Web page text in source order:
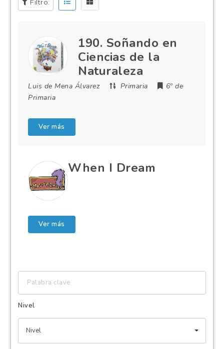
Filtro:
190. Soñando en
Ciencias de la
Naturaleza
Luis de Mena Álvarez Primaria
6º de
Primaria
Ver más
When I Dream
Ver más
clave
Nivel
Nivel